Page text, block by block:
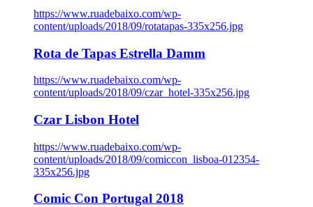
https://www.ruadebaixo.com/wp-
content/uploads/2018/09/rotatapas-335x256.jpg
Rota de Tapas Estrella Damm
https://www.ruadebaixo.com/wp-
content/uploads/2018/09/czar_hotel-335x256.jpg
Czar Lisbon Hotel
https://www.ruadebaixo.com/wp-
content/uploads/2018/09/comiccon_lisboa-012354-
335x256.jpg
Comic Con Portugal 2018